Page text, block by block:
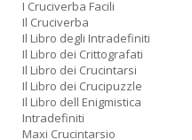
I Cruciverba Facili
Il Cruciverba
Il Libro degli Intradefiniti
Il Libro dei Crittografati
Il Libro dei Crucintarsi
Il Libro dei Crucipuzzle
Il Libro dell Enigmistica
Intradefiniti
Maxi Crucintarsio